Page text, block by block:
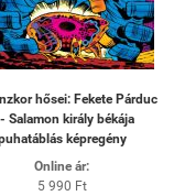
hősei: Fekete Párduc
Salamon király békája
képregény
Online ár:
5 990 Ft